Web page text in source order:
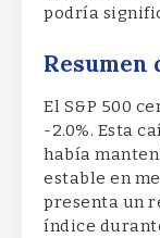
podría
Resumen
El S&P 500
-2.0%. Esta
había
estable en
presenta un
índice